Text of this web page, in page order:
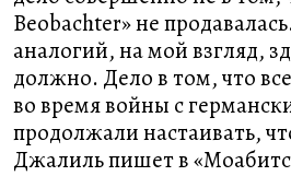
Beobachter» не
аналогий, на мой взгляд,
должно. Дело в том, что
во время войны с
продолжали настаивать,
Джалиль пишет в